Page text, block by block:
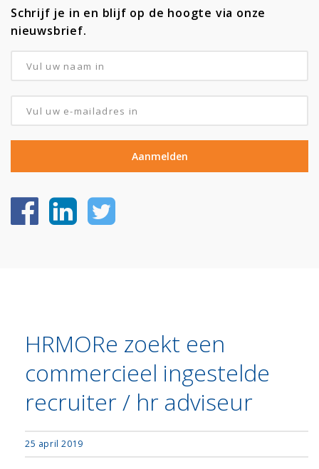
Schrijf je in en blijf op de hoogte via onze
nieuwsbrief.
HRMORe zoekt een
commercieel ingestelde
recruiter / hr adviseur
25 april 2019